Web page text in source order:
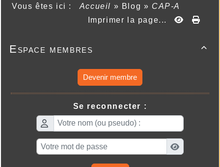
Vous êtes ici : Accueil » Blog » CAP-A
Imprimer la page...

Espace membres
Devenir membre
Se reconnecter :